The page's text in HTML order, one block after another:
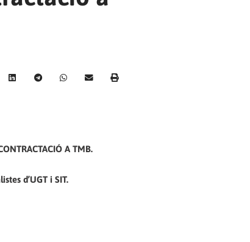
A TMB.
d’UGT i SIT.